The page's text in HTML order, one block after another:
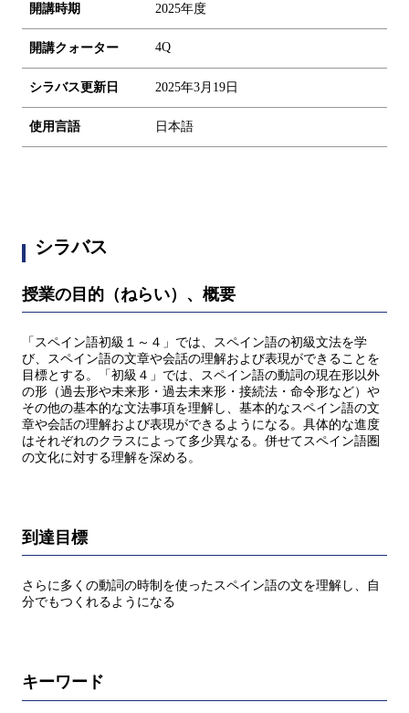
開講時期 2025年度
開講クォーター 4Q
シラバス更新日 2025年3月19日
使用言語 日本語
シラバス
授業の目的（ねらい）、概要
「スペイン語初級１～４」では、スペイン語の初級文法を学
び、スペイン語の文章や会話の理解および表現ができることを
目標とする。「初級４」では、スペイン語の動詞の現在形以外
の形（過去形や未来形・過去未来形・接続法・命令形など）や
その他の基本的な文法事項を理解し、基本的なスペイン語の文
章や会話の理解および表現ができるようになる。具体的な進度
はそれぞれのクラスによって多少異なる。併せてスペイン語圏
の文化に対する理解を深める。
到達目標
さらに多くの動詞の時制を使ったスペイン語の文を理解し、自
分でもつくれるようになる
キーワード